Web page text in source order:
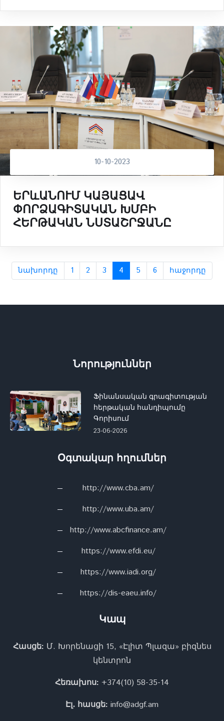
10-10-2023
ԵՐևԱՆՈՒՄ ԿԱՅԱՑԱՎ
ՓՈՐՁԱԳԻՏԱԿԱՆ ԽՄԲԻ
ՀԵՐԹԱԿԱՆ ՆՍՏԱՇՐՋԱՆԸ
նախորդը 1 2 3 4 5 6 հաջորդը
Նորություններ
Ֆինանսական գրագիտության
հերթական հանդիպումը
Գորիսում
23-06-2026
Օգտակար հղումներ
http://www.cba.am/
http://www.uba.am/
http://www.abcfinance.am/
https://www.efdi.eu/
https://www.iadi.org/
https://dis-eaeu.info/
Կապ
Հասցե: Մ. Խորենացի 15, «Էլիտ Պլազա» բիզնես
կենտրոն
Հեռախոս: +374(10) 58-35-14
Էլ․ հասցե: info@adgf.am